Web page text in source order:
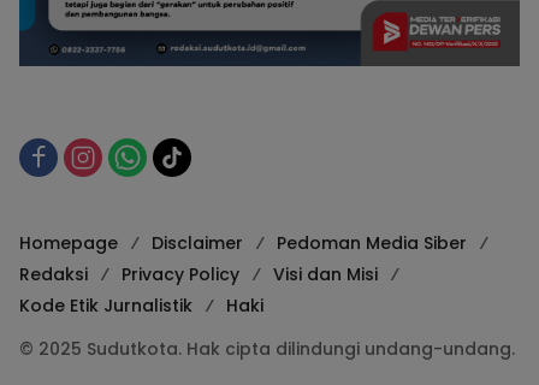
Homepage Disclaimer
Pedoman Media Siber
Redaksi
Privacy Policy
Visi dan Misi
Kode Etik Jurnalistik
Haki
© 2025 Sudutkota. Hak cipta dilindungi undang-undang.